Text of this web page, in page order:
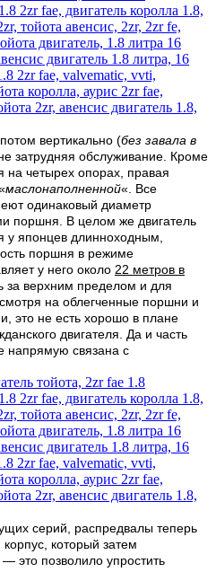
вертикально (без завала в
затрудняя обслуживание. Кроме
на четырех опорах, правая
маслонаполненной«. Все
одинаковый диаметр
поршня. В целом же двигатель
у японцев длинноходным,
поршня в режиме
у него около 22 метров в
за верхним пределом и для
на облегченные поршни и
это не есть хорошо в плане
двигателя. Да и часть
напрямую связана с
серий, распредвалы теперь
который затем
это позволило упростить